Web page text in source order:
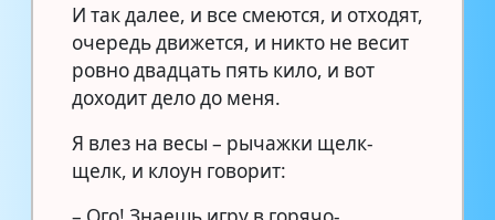
И так далее, и все смеются, и отходят,
очередь движется, и никто не весит
ровно двадцать пять кило, и вот
доходит дело до меня.
Я влез на весы – рычажки щелк-
щелк, и клоун говорит: